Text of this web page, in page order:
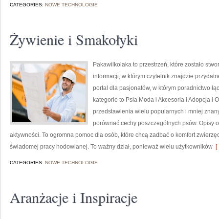
CATEGORIES: NOWE TECHNOLOGIE
Żywienie i Smakołyki
Pakawilkolaka to przestrzeń, które zostało
informacji, w którym czytelnik znajdzie
portal dla pasjonatów, w którym poradnictwo
kategorie to Psia Moda i Akcesoria i Adopcja i
przedstawienia wielu popularnych i mniej
porównać cechy poszczególnych psów. Opisy
aktywności. To ogromna pomoc dla osób, które chcą zadbać o komfort
świadomej pracy hodowlanej. To ważny dział, ponieważ wielu użytkowników [
CATEGORIES: NOWE TECHNOLOGIE
Aranżacje i Inspiracje